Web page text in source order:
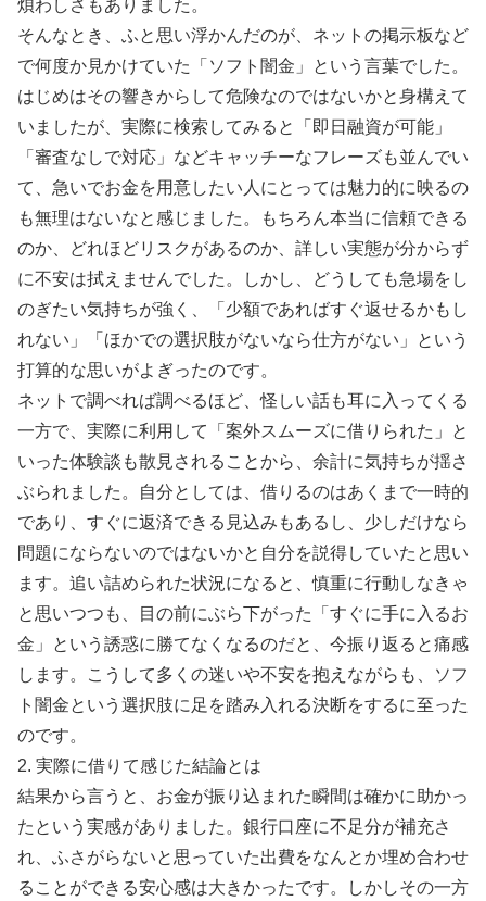
煩わしさもありました。
そんなとき、ふと思い浮かんだのが、ネットの掲示板など
で何度か見かけていた「ソフト闇金」という言葉でした。
はじめはその響きからして危険なのではないかと身構えて
いましたが、実際に検索してみると「即日融資が可能」
「審査なしで対応」などキャッチーなフレーズも並んでい
て、急いでお金を用意したい人にとっては魅力的に映るの
も無理はないなと感じました。もちろん本当に信頼できる
のか、どれほどリスクがあるのか、詳しい実態が分からず
に不安は拭えませんでした。しかし、どうしても急場をし
のぎたい気持ちが強く、「少額であればすぐ返せるかもし
れない」「ほかでの選択肢がないなら仕方がない」という
打算的な思いがよぎったのです。
ネットで調べれば調べるほど、怪しい話も耳に入ってくる
一方で、実際に利用して「案外スムーズに借りられた」と
いった体験談も散見されることから、余計に気持ちが揺さ
ぶられました。自分としては、借りるのはあくまで一時的
であり、すぐに返済できる見込みもあるし、少しだけなら
問題にならないのではないかと自分を説得していたと思い
ます。追い詰められた状況になると、慎重に行動しなきゃ
と思いつつも、目の前にぶら下がった「すぐに手に入るお
金」という誘惑に勝てなくなるのだと、今振り返ると痛感
します。こうして多くの迷いや不安を抱えながらも、ソフ
ト闇金という選択肢に足を踏み入れる決断をするに至った
のです。
2. 実際に借りて感じた結論とは
結果から言うと、お金が振り込まれた瞬間は確かに助かっ
たという実感がありました。銀行口座に不足分が補充さ
れ、ふさがらないと思っていた出費をなんとか埋め合わせ
ることができる安心感は大きかったです。しかしその一方